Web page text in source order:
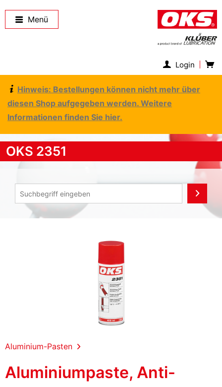
Menü
Login
Hinweis: Bestellungen können nicht mehr über
diesen Shop aufgegeben werden. Weitere
Informationen finden Sie hier.
OKS 2351
Aluminium-Pasten
Aluminiumpaste, Anti-